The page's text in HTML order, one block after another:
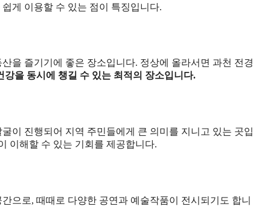
게 이용할 수 있는 점이 특징입니다.
을 즐기기에 좋은 장소입니다. 정상에 올라서면 과천 전경
강을 동시에 챙길 수 있는 최적의 장소입니다.
이 진행되어 지역 주민들에게 큰 의미를 지니고 있는 곳입
이해할 수 있는 기회를 제공합니다.
으로, 때때로 다양한 공연과 예술작품이 전시되기도 합니